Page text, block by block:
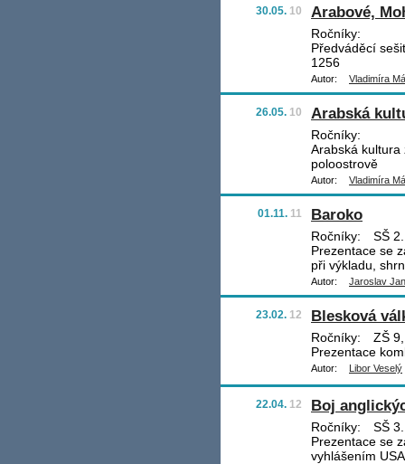
30.05. 10 Arabové,
Ročníky:
Předváděcí
1256
Autor: Vladimíra
26.05. 10 Arabská
Ročníky:
Arabská
poloostrově
Autor: Vladimíra
01.11. 11 Baroko
Ročníky:
SŠ
Prezentace se
při výkladu,
Autor: Jaroslav
23.02. 12 Blesková
Ročníky:
ZŠ
Prezentace
Autor: Libor Veselý
22.04. 12 Boj
Ročníky:
SŠ
Prezentace se
vyhlášením USA